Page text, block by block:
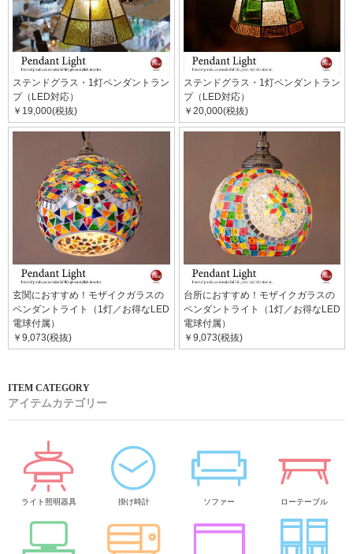
ステンドグラス・1灯ペンダントラン
プ（LED対応）
￥19,000(税抜)
ステンドグラス・1灯ペンダントラン
プ（LED対応）
￥20,000(税抜)
玄関におすすめ！モザイクガラスの
ペンダントライト（1灯／お得なLED
電球付属）
￥9,073(税抜)
台所におすすめ！モザイクガラスの
ペンダントライト（1灯／お得なLED
電球付属）
￥9,073(税抜)
アイテムカテゴリー
ライト照明器具 掛け時計 ソファー ローテーブル